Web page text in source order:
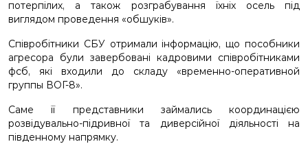
потерпілих, а також розграбування їхніх осель під
виглядом проведення «обшуків».
Співробітники СБУ отримали інформацію, що пособники
агресора були завербовані кадровими співробітниками
фсб, які входили до складу «временно-оперативной
группы ВОГ-8».
Саме її представники займались координацією
розвідувально-підривної та диверсійної діяльності на
південному напрямку.